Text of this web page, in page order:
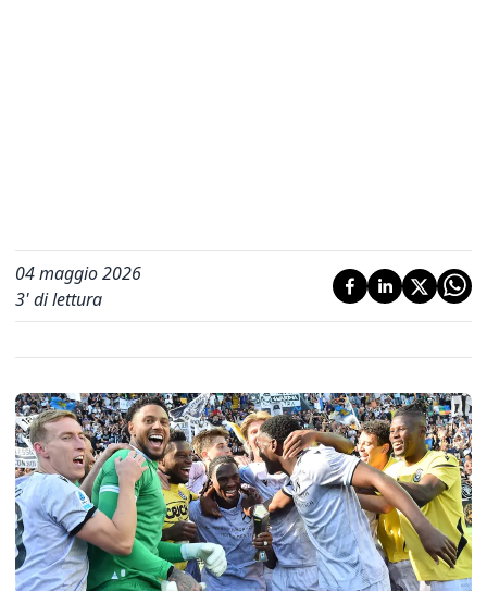
04 maggio 2026
3' di lettura